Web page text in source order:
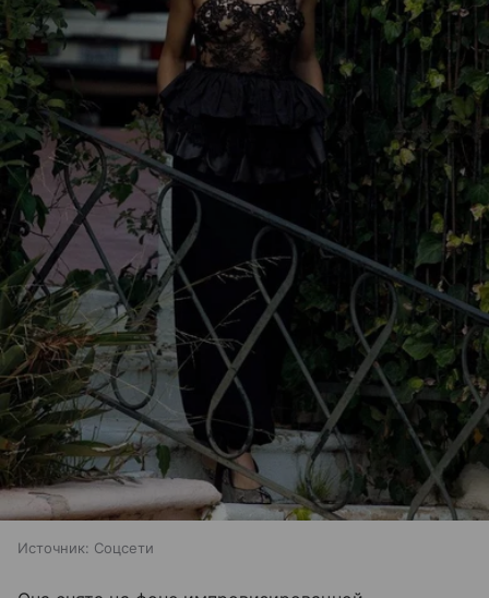
Источник: Соцсети